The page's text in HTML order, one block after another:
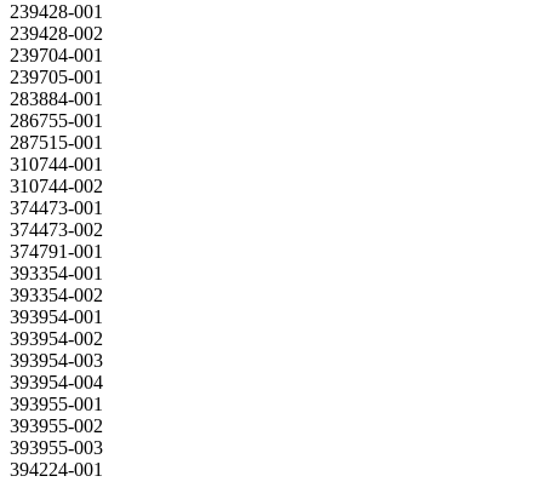
239428-001
239428-002
239704-001
239705-001
283884-001
286755-001
287515-001
310744-001
310744-002
374473-001
374473-002
374791-001
393354-001
393354-002
393954-001
393954-002
393954-003
393954-004
393955-001
393955-002
393955-003
394224-001